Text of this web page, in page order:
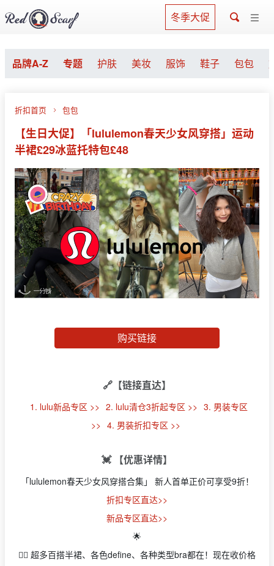
冬季大促
品牌A-Z 专题 护肤 美妆 服饰 鞋子 包包
折扣首页 包包
【生日大促】「lululemon春天少女风穿搭」运动
半裙£29冰蓝托特包£48
购买链接
🔗【链接直达】
1. lulu新品专区 >> 2. lulu清仓3折起专区 >> 3. 男装专区
>> 4. 男装折扣专区 >>
💓 【优惠详情】
「lululemon春天少女风穿搭合集」 新人首单正价可享受9折！
折扣专区直达>>
新品专区直达>>
🌟
👉🏻 超多百搭半裙、各色define、各种类型bra都在！现在收价格